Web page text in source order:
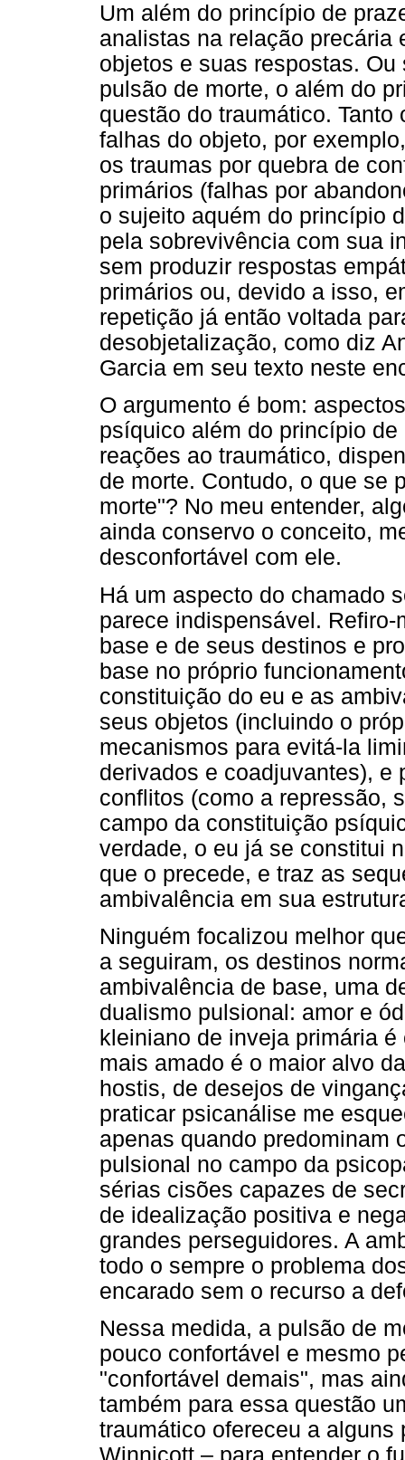
Um além do princípio de
analistas na relação precária
objetos e suas respostas.
pulsão de morte, o além do
questão do traumático.
falhas do objeto, por
os traumas por quebra de
primários (falhas por
o sujeito aquém do princípio
pela sobrevivência com sua
sem produzir respostas
primários ou, devido a isso,
repetição já então voltada
desobjetalização, como diz
Garcia em seu texto neste
O argumento é bom:
psíquico além do princípio
reações ao traumático,
de morte. Contudo, o que se
morte"? No meu entender,
ainda conservo o conceito,
desconfortável com ele.
Há um aspecto do chamado
parece indispensável.
base e de seus destinos e
base no próprio
constituição do eu e as
seus objetos (incluindo o
mecanismos para evitá-la
derivados e coadjuvantes), e
conflitos (como a repressão,
campo da constituição
verdade, o eu já se constitui
que o precede, e traz as
ambivalência em sua
Ninguém focalizou melhor
a seguiram, os destinos
ambivalência de base, uma
dualismo pulsional: amor e
kleiniano de inveja primária
mais amado é o maior alvo
hostis, de desejos de
praticar psicanálise me
apenas quando predominam
pulsional no campo da
sérias cisões capazes de
de idealização positiva e
grandes perseguidores. A
todo o sempre o problema
encarado sem o recurso a
Nessa medida, a pulsão de
pouco confortável e mesmo
"confortável demais", mas
também para essa questão
traumático ofereceu a
Winnicott – para entender o